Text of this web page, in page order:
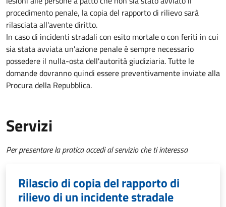
procedimento penale, la copia del rapporto di rilievo sarà
rilasciata all'avente diritto.
In caso di incidenti stradali con esito mortale o con feriti in cui
sia stata avviata un'azione penaleè sempre necessario
possedere il nulla-osta dell'autorità giudiziaria. Tutte le
domande dovranno quindi essere preventivamente inviate alla
Procura della Repubblica.
Servizi
Per presentare la pratica accedi al servizio che ti interessa
Rilascio di copia del rapporto di
rilievo di un incidente stradale